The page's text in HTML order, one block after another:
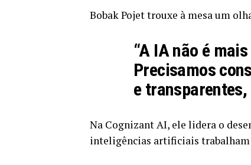
Bobak Pojet trouxe à mesa um
“A IA não é
Precisamos
e
Na Cognizant AI, ele lidera o
inteligências artificiais trabalham